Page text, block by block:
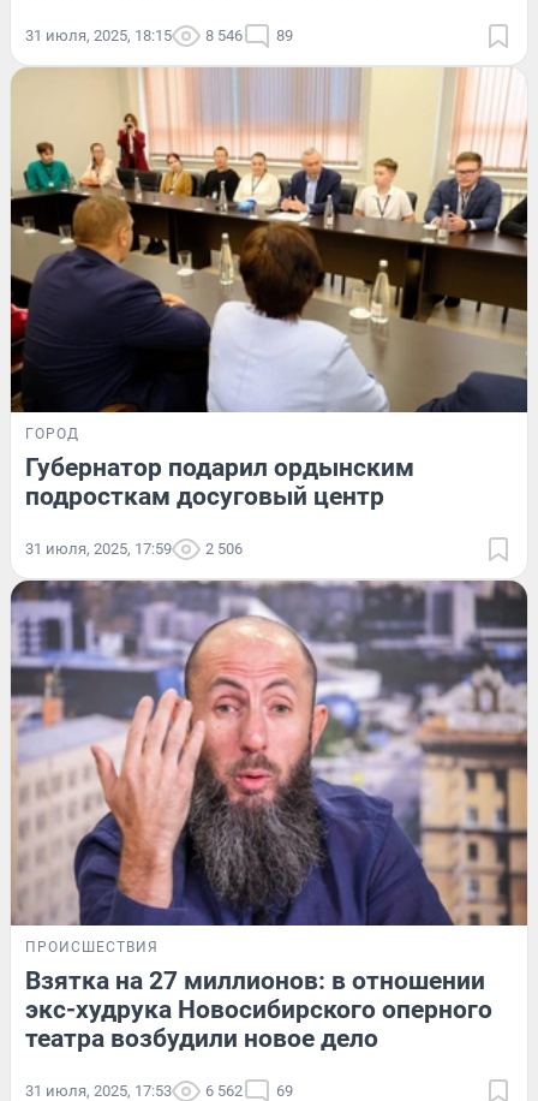
31 июля, 2025, 18:15 8 546 89
ГОРОД
Губернатор подарил ордынским
подросткам досуговый центр
31 июля, 2025, 17:59 2 506
ПРОИСШЕСТВИЯ
Взятка на 27 миллионов: в отношении
экс-худрука Новосибирского оперного
театра возбудили новое дело
31 июля, 2025, 17:53 6 562 69